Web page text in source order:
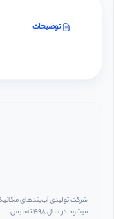
توضیحات
میشود در سال ۱۹۹۸ تأسیس...